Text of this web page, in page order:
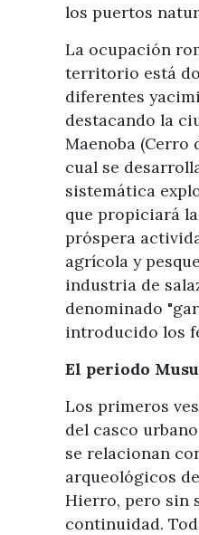
los puertos
La ocupación
territorio está
diferentes
destacando la
Maenoba (Cerro
cual se
sistemática
que propiciará
próspera
agrícola y
industria de
denominado
introducido los
El periodo
Los primeros
del casco
se relacionan
arqueológicos
Hierro, pero sin
continuidad.